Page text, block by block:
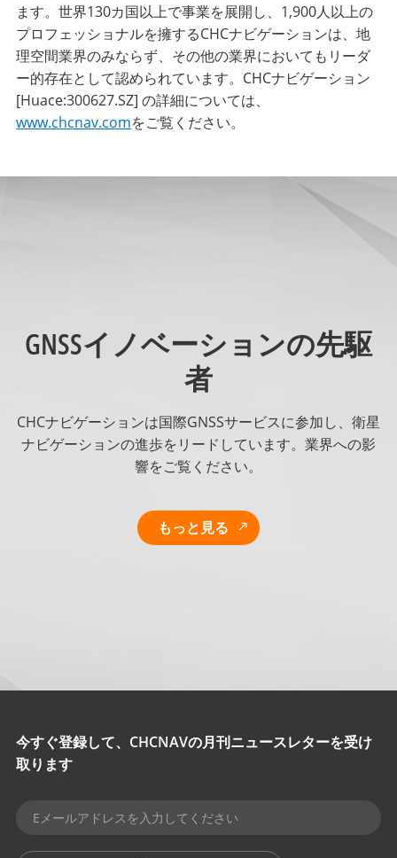
ます。世界130カ国以上で事業を展開し、1,900人以上の
プロフェッショナルを擁するCHCナビゲーションは、地
理空間業界のみならず、その他の業界においてもリーダ
ー的存在として認められています。CHCナビゲーション
[Huace:300627.SZ] の詳細については、
www.chcnav.comをご覧ください。
GNSSイノベーションの先駆
者
CHCナビゲーションは国際GNSSサービスに参加し、衛星
ナビゲーションの進歩をリードしています。業界への影
響をご覧ください。
もっと見る
今すぐ登録して、CHCNAVの月刊ニュースレターを受け
取ります